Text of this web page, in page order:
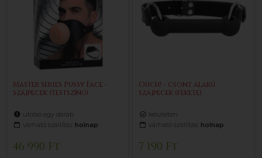
Master Series Pussy Face -
szájpecek (testszínű)
utolsó egy darab
várható szállítás: holnap
46 990 Ft
Ouch! - csont alakú
szájpecek (fekete)
készleten
várható szállítás: holnap
7 190 Ft